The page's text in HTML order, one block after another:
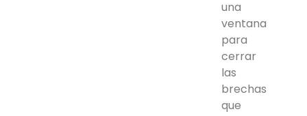
una
ventana
para
cerrar
las
brechas
que